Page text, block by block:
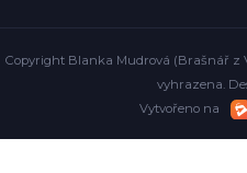
Copyright Blanka Mudrová (Brašnář z
vyhrazena.
Vytvořeno na